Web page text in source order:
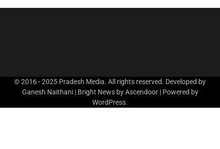
© 2016 - 2025 Pradesh Media. All rights reserved. Developed by
Ganesh Naithani | Bright News byAscendoor| Powered by
WordPress.